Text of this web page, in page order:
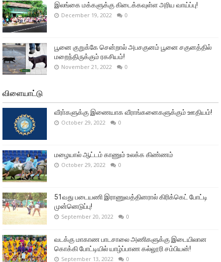
இலங்கை மக்களுக்கு கிடைக்கவுள்ள அரிய வாய்ப்பு!
December 19, 2022 0
பூனை குறுக்கே சென்றால் அபசகுனம் பூனை சகுனத்தில்
மறைந்திருக்கும் ரகசியம்!
November 21, 2022 0
விளையாட்டு
வீரா்களுக்கு இணையாக வீராங்கனைகளுக்கும் ஊதியம்!
October 29, 2022 0
மழையால் ஆட்டம் காணும் உலக்க கிண்ணம்
October 29, 2022 0
51வது படையணி இராணுவத்தினரால் கிரிக்கெட் போட்டி
முன்னெடுப்பு!
September 20, 2022 0
வடக்கு மாகாண பாடசாலை அணிகளுக்கு இடையிலான
கொக்கி போட்டியில் யாழ்ப்பாண கல்லூரி சம்பியன்!
September 13, 2022 0